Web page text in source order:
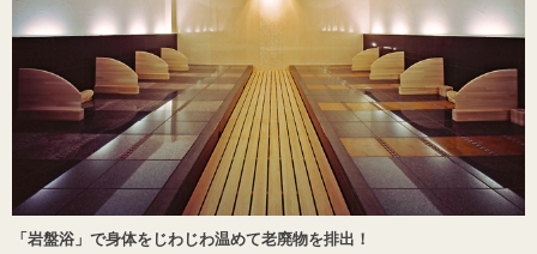
「岩盤浴」で身体をじわじわ温めて老廃物を排出！